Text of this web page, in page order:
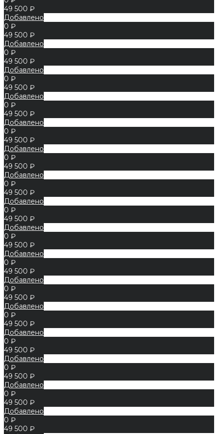
49 500 ₽
Добавлено
0 ₽
49 500 ₽
Добавлено
0 ₽
49 500 ₽
Добавлено
0 ₽
49 500 ₽
Добавлено
0 ₽
49 500 ₽
Добавлено
0 ₽
49 500 ₽
Добавлено
0 ₽
49 500 ₽
Добавлено
0 ₽
49 500 ₽
Добавлено
0 ₽
49 500 ₽
Добавлено
0 ₽
49 500 ₽
Добавлено
0 ₽
49 500 ₽
Добавлено
0 ₽
49 500 ₽
Добавлено
0 ₽
49 500 ₽
Добавлено
0 ₽
49 500 ₽
Добавлено
0 ₽
49 500 ₽
Добавлено
0 ₽
49 500 ₽
Добавлено
0 ₽
49 500 ₽